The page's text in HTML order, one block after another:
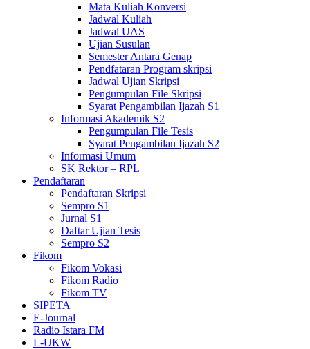
Mata Kuliah Konversi
Jadwal Kuliah
Jadwal UAS
Ujian Susulan
Semester Antara Genap
Pendfataran Program skripsi
Jadwal Ujian Skripsi
Pengumpulan File Skripsi
Syarat Pengambilan Ijazah S1
Informasi Akademik S2
Pengumpulan File Tesis
Syarat Pengambilan Ijazah S2
Informasi Umum
SK Rektor – RPL
Pendaftaran
Pendaftaran Skripsi
Sempro S1
Jurnal S1
Daftar Ujian Tesis
Sempro S2
Fikom
Fikom Vokasi
Fikom Radio
Fikom TV
SIPETA
E-Journal
Radio Istara FM
L-UKW